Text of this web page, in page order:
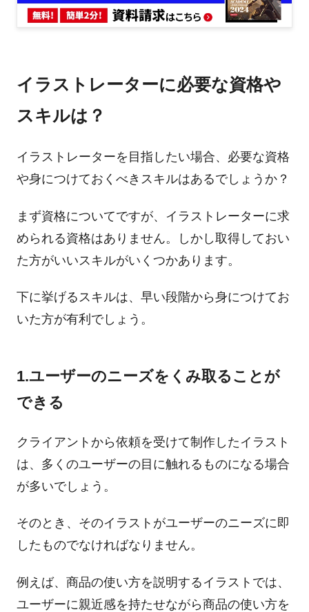
イラストレーターに必要な資格や
スキルは？
イラストレーターを目指したい場合、必要な資格
や身につけておくべきスキルはあるでしょうか？
まず資格についてですが、イラストレーターに求
められる資格はありません。しかし取得しておい
た方がいいスキルがいくつかあります。
下に挙げるスキルは、早い段階から身につけてお
いた方が有利でしょう。
1.ユーザーのニーズをくみ取ることが
できる
クライアントから依頼を受けて制作したイラスト
は、多くのユーザーの目に触れるものになる場合
が多いでしょう。
そのとき、そのイラストがユーザーのニーズに即
したものでなければなりません。
例えば、商品の使い方を説明するイラストでは、
ユーザーに親近感を持たせながら商品の使い方を